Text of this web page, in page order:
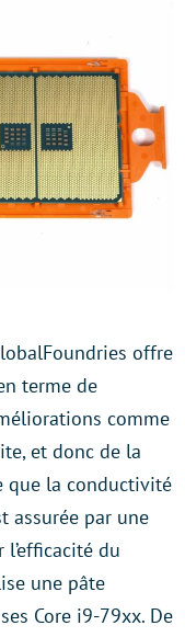
offre
terme de
comme
et donc de la
que la conductivité
assurée par une
l’efficacité du
une pâte
Core i9-79xx. De